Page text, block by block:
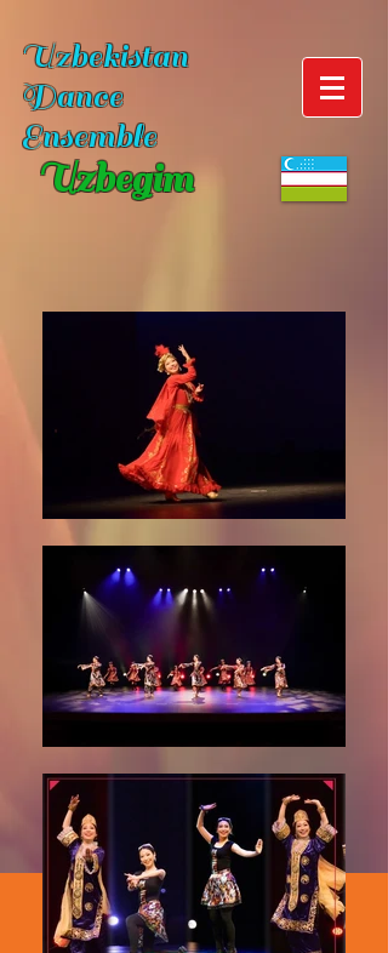
Uzbekistan
Dance
Ensemble
Uzbegim